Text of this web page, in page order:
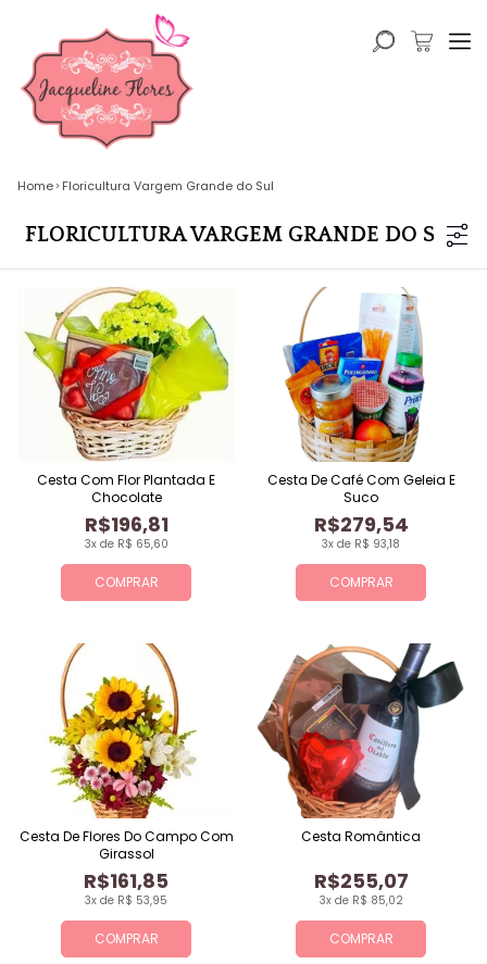
Home Floricultura Vargem Grande do Sul
FLORICULTURA VARGEM GRANDE DO SUL
COMPRAR
3x de R$ 65,60
R$196,81
Cesta Com Flor Plantada E
Chocolate
COMPRAR
3x de R$ 93,18
R$279,54
Cesta De Café Com Geleia E
Suco
COMPRAR
3x de R$ 53,95
R$161,85
Cesta De Flores Do Campo Com
Girassol
COMPRAR
3x de R$ 85,02
R$255,07
Cesta Romântica